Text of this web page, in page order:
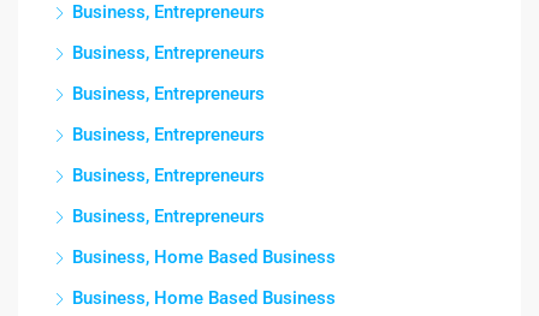
Business, Entrepreneurs
Business, Entrepreneurs
Business, Entrepreneurs
Business, Entrepreneurs
Business, Entrepreneurs
Business, Entrepreneurs
Business, Home Based Business
Business, Home Based Business